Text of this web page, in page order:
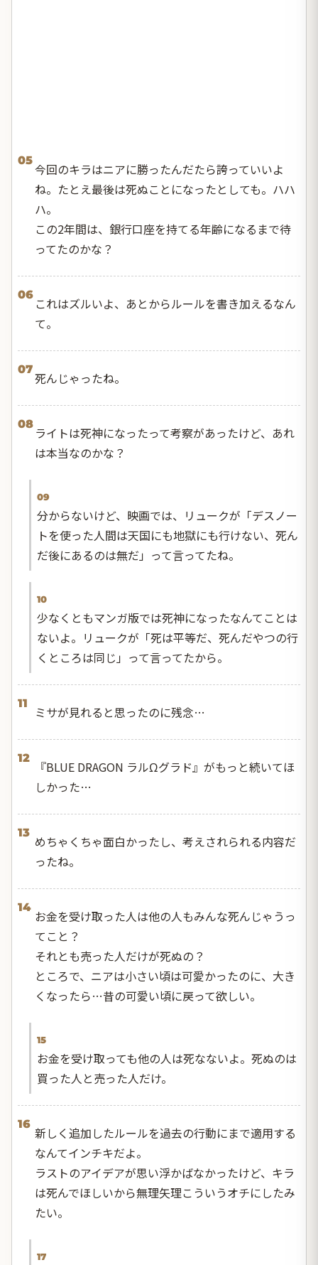
05
今回のキラはニアに勝ったんだたら誇っていいよ
ね。たとえ最後は死ぬことになったとしても。ハハ
ハ。
この2年間は、銀行口座を持てる年齢になるまで待
ってたのかな？
06
これはズルいよ、あとからルールを書き加えるなん
て。
07
死んじゃったね。
08
ライトは死神になったって考察があったけど、あれ
は本当なのかな？
09
分からないけど、映画では、リュークが「デスノー
トを使った人間は天国にも地獄にも行けない、死ん
だ後にあるのは無だ」って言ってたね。
10
少なくともマンガ版では死神になったなんてことは
ないよ。リュークが「死は平等だ、死んだやつの行
くところは同じ」って言ってたから。
11
ミサが見れると思ったのに残念…
12
『BLUE DRAGON ラルΩグラド』がもっと続いてほ
しかった…
13
めちゃくちゃ面白かったし、考えされられる内容だ
ったね。
14
お金を受け取った人は他の人もみんな死んじゃうっ
てこと？
それとも売った人だけが死ぬの？
ところで、ニアは小さい頃は可愛かったのに、大き
くなったら…昔の可愛い頃に戻って欲しい。
15
お金を受け取っても他の人は死なないよ。死ぬのは
買った人と売った人だけ。
16
新しく追加したルールを過去の行動にまで適用する
なんてインチキだよ。
ラストのアイデアが思い浮かばなかったけど、キラ
は死んでほしいから無理矢理こういうオチにしたみ
たい。
17